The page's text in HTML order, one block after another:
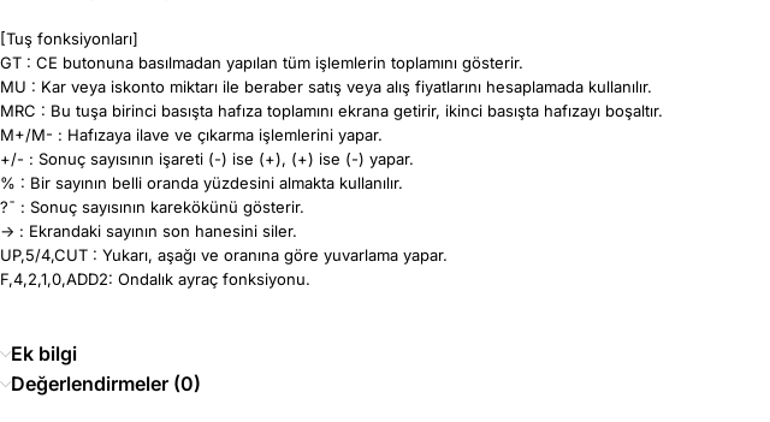
[Tuş fonksiyonları]
GT : CE butonuna basılmadan yapılan tüm işlemlerin toplamını gösterir.
MU : Kar veya iskonto miktarı ile beraber satış veya alış fiyatlarını hesaplamada kullanılır.
MRC : Bu tuşa birinci basışta hafıza toplamını ekrana getirir, ikinci basışta hafızayı boşaltır.
M+/M- : Hafızaya ilave ve çıkarma işlemlerini yapar.
+/- : Sonuç sayısının işareti (-) ise (+), (+) ise (-) yapar.
% : Bir sayının belli oranda yüzdesini almakta kullanılır.
?¯ : Sonuç sayısının karekökünü gösterir.
-> : Ekrandaki sayının son hanesini siler.
UP,5/4,CUT : Yukarı, aşağı ve oranına göre yuvarlama yapar.
F,4,2,1,0,ADD2: Ondalık ayraç fonksiyonu.
Ek bilgi
Değerlendirmeler (0)